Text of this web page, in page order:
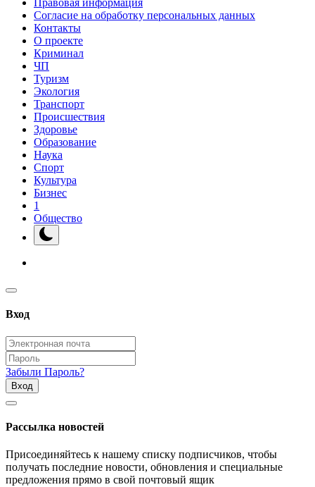
Правовая информация
Согласие на обработку персональных данных
Контакты
О проекте
Криминал
ЧП
Туризм
Экология
Транспорт
Происшествия
Здоровье
Образование
Наука
Спорт
Культура
Бизнес
1
Общество
Вход
Забыли Пароль?
Вход
Рассылка новостей
Присоединяйтесь к нашему списку подписчиков, чтобы
получать последние новости, обновления и специальные
предложения прямо в свой почтовый ящик